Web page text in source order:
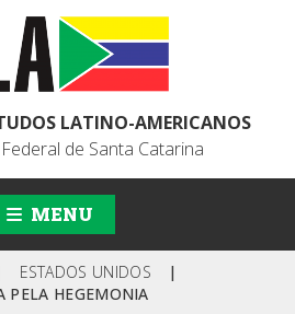
LATINO-AMERICANOS
de Santa Catarina
MENU
ESTADOS UNIDOS
|
PELA HEGEMONIA